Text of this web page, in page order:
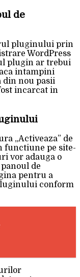
de
pluginului prin
WordPress
plugin ar trebui
intampini
din nou pasii
incarcat in
„Activeaza” de
functiune pe site-
vor adauga o
de
pentru a
conform